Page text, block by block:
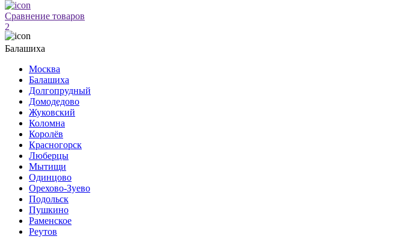
Сравнение товаров
2
Балашиха
Москва
Балашиха
Долгопрудный
Домодедово
Жуковский
Коломна
Королёв
Красногорск
Люберцы
Мытищи
Одинцово
Орехово-Зуево
Подольск
Пушкино
Раменское
Реутов